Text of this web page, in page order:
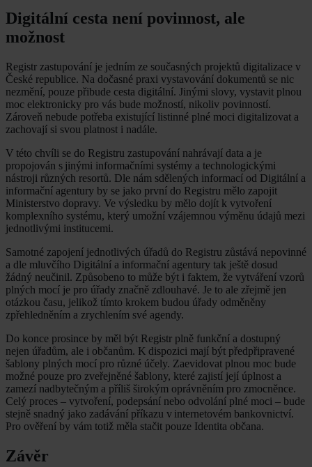
Digitální cesta není povinnost, ale
možnost
Registr zastupování je jedním ze současných projektů digitalizace v
České republice. Na dočasné praxi vystavování dokumentů se nic
nezmění, pouze přibude cesta digitální. Jinými slovy, vystavit plnou
moc elektronicky pro vás bude možností, nikoliv povinností.
Zároveň nebude potřeba existující listinné plné moci digitalizovat a
zachovají si svou platnost i nadále.
V této chvíli se do Registru zastupování nahrávají data a je
propojován s jinými informačními systémy a technologickými
nástroji různých resortů. Dle nám sdělených informací od Digitální a
informační agentury by se jako první do Registru mělo zapojit
Ministerstvo dopravy. Ve výsledku by mělo dojít k vytvoření
komplexního systému, který umožní vzájemnou výměnu údajů mezi
jednotlivými institucemi.
Samotné zapojení jednotlivých úřadů do Registru zůstává nepovinné
a dle mluvčího Digitální a informační agentury tak ještě dosud
žádný neučinil. Způsobeno to může být i faktem, že vytváření vzorů
plných mocí je pro úřady značně zdlouhavé. Je to ale zřejmě jen
otázkou času, jelikož tímto krokem budou úřady odměněny
zpřehledněním a zrychlením své agendy.
Do konce prosince by měl být Registr plně funkční a dostupný
nejen úřadům, ale i občanům. K dispozici mají být předpřipravené
šablony plných mocí pro různé účely. Zaevidovat plnou moc bude
možné pouze pro zveřejněné šablony, které zajistí její úplnost a
zamezí nadbytečným a příliš širokým oprávněním pro zmocněnce.
Celý proces – vytvoření, podepsání nebo odvolání plné moci – bude
stejně snadný jako zadávání příkazu v internetovém bankovnictví.
Pro ověření by vám totiž měla stačit pouze Identita občana.
Závěr